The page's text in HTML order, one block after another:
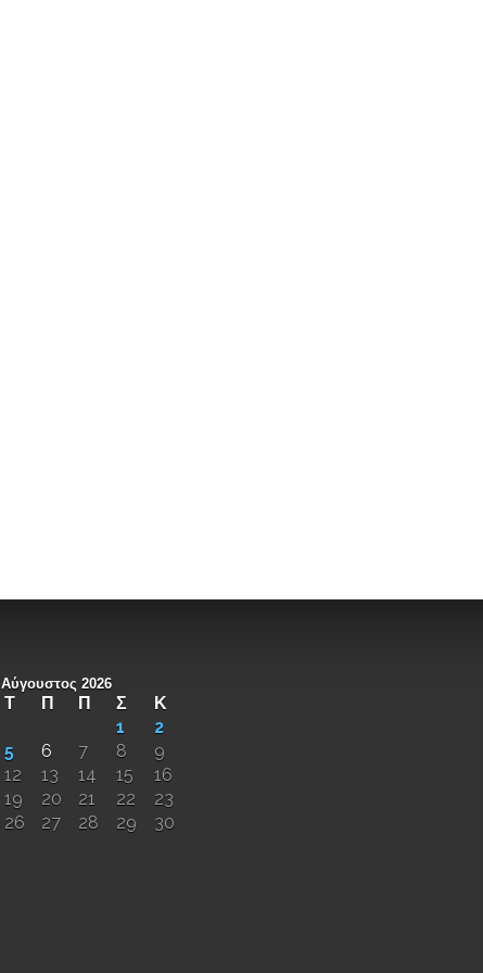
Αύγουστος 2026
Τ Π Π Σ
Κ
1
2
5 6 7 8
9
12 13 14 15
16
19 20 21 22
23
26 27 28 29
30